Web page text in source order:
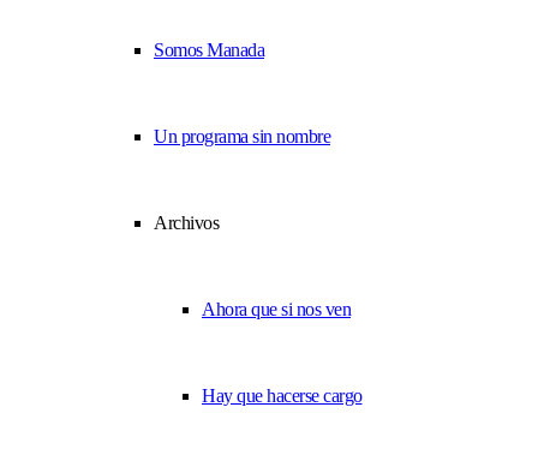
Somos Manada
Un programa sin nombre
Archivos
Ahora que si nos ven
Hay que hacerse cargo